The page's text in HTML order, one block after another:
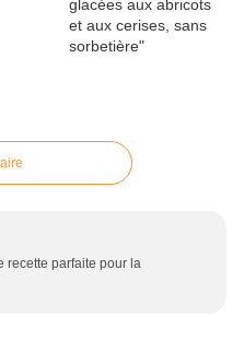
recette parfaite pour la